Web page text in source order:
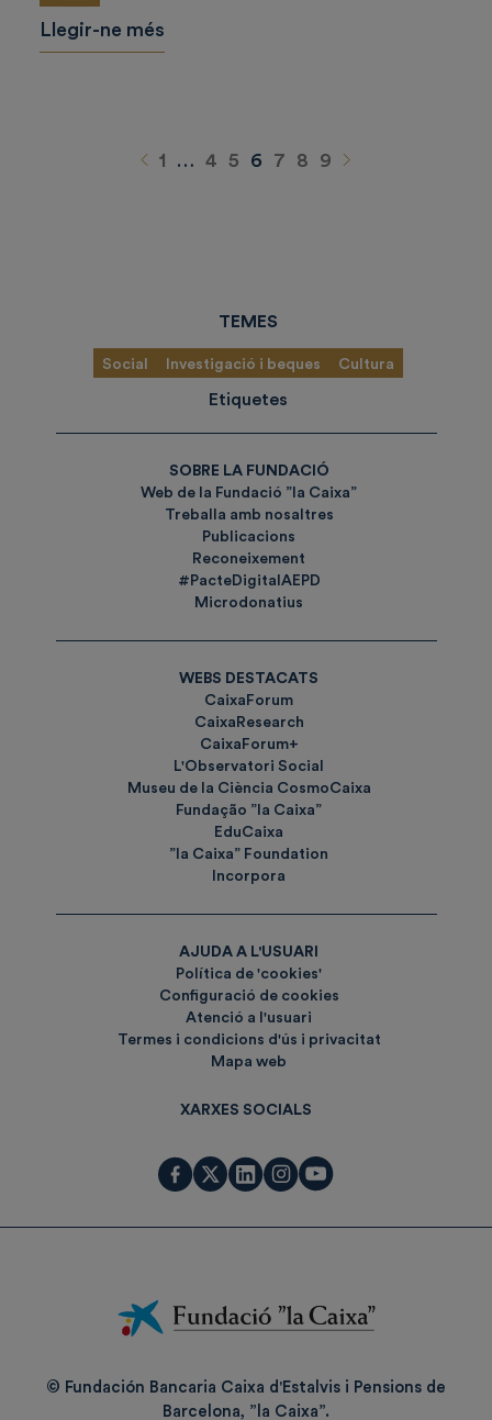
Llegir-ne més
Anterior
1 … 4 5 6 7 8 9
TEMES
Social Investigació i beques Cultura
Etiquetes
SOBRE LA FUNDACIÓ
Web de la Fundació ”la Caixa”
Treballa amb nosaltres
Publicacions
Reconeixement
#PacteDigitalAEPD
Microdonatius
WEBS DESTACATS
CaixaForum
CaixaResearch
CaixaForum+
L'Observatori Social
Museu de la Ciència CosmoCaixa
Fundação ”la Caixa”
EduCaixa
”la Caixa” Foundation
Incorpora
AJUDA A L'USUARI
Política de 'cookies'
Configuració de cookies
Atenció a l'usuari
Termes i condicions d'ús i privacitat
Mapa web
XARXES SOCIALS
Fundación
La
© Fundación Bancaria Caixa d'Estalvis i Pensions de
Barcelona, ”la Caixa”.